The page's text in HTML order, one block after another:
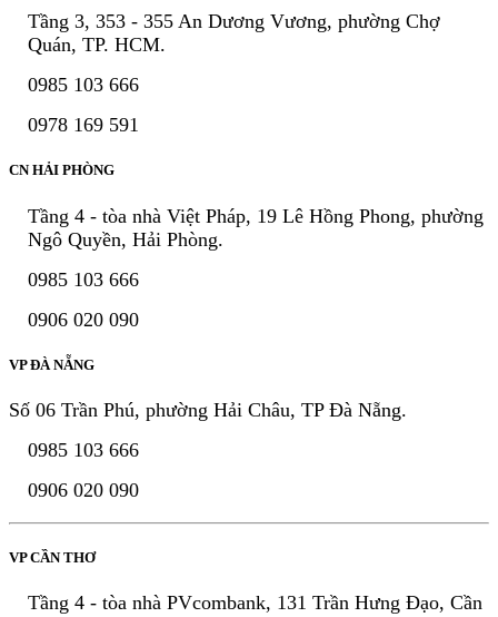
Tầng 3, 353 - 355 An Dương Vương, phường Chợ
Quán, TP. HCM.
0985 103 666
0978 169 591
CN HẢI PHÒNG
Tầng 4 - tòa nhà Việt Pháp, 19 Lê Hồng Phong, phường
Ngô Quyền, Hải Phòng.
0985 103 666
0906 020 090
VP ĐÀ NẴNG
Số 06 Trần Phú, phường Hải Châu, TP Đà Nẵng.
0985 103 666
0906 020 090
VP CẦN THƠ
Tầng 4 - tòa nhà PVcombank, 131 Trần Hưng Đạo, Cần